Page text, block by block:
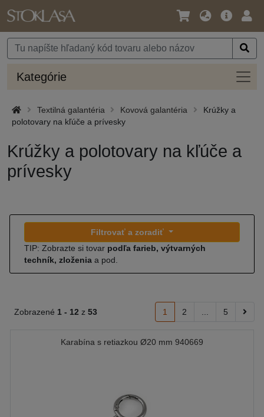
Jazyk
Mena
Hlavná
Kategórie
Textilná galantéria Kovová galantéria
Krúžky a
polotovary na kľúče a prívesky
Krúžky a polotovary na kľúče a
prívesky
Filtrovať a zoradiť
TIP: Zobrazte si tovar podľa farieb, výtvarných
techník, zloženia a pod.
Zobrazené 1 - 12 z 53 1 2 5
Karabína s retiazkou Ø20 mm 940669